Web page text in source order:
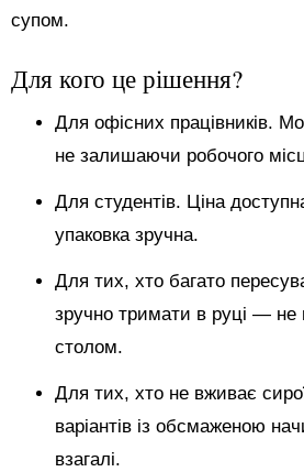
супом.
Для кого це рішення?
Для офісних працівників.
не залишаючи робочого
Для студентів. Ціна
упаковка зручна.
Для тих, хто багато
зручно тримати в руці — не
столом.
Для тих, хто не вживає
варіантів із обсмаженою
взагалі.